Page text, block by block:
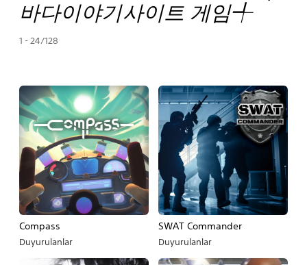
바다이야기사이트 게임╃
1 - 24/128
Compass
Duyurulanlar
SWAT Commander
Duyurulanlar